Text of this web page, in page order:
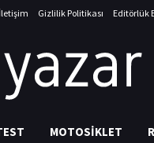
İletişim Gizlilik Politikası Editörlük
MOTOSIKLET